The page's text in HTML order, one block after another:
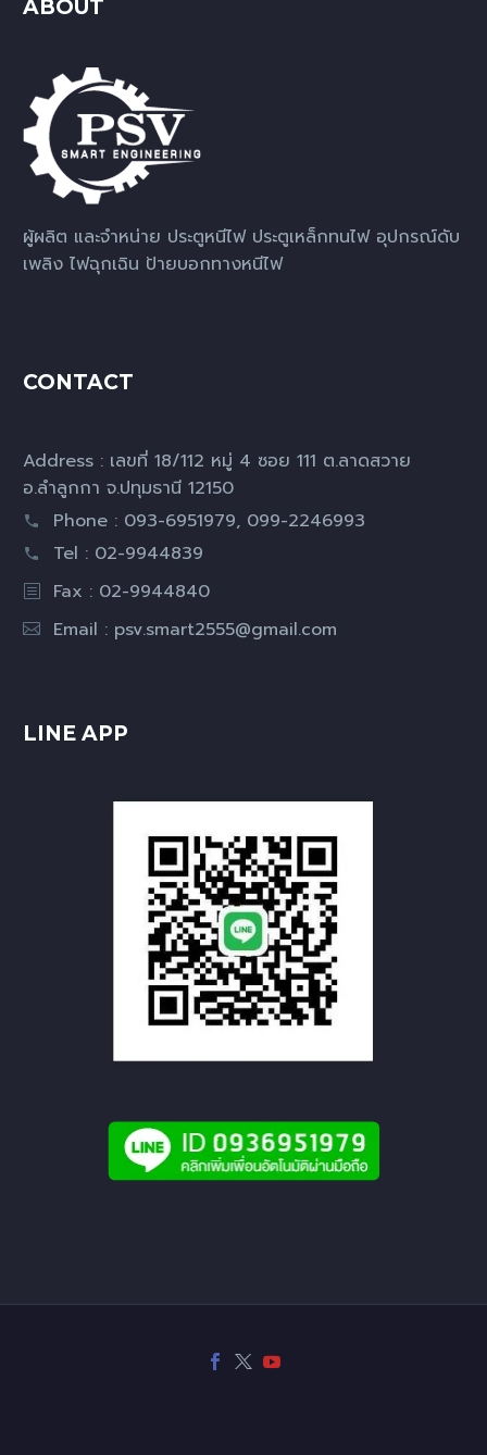
ABOUT
ผู้ผลิต และจำหน่าย ประตูหนีไฟ ประตูเหล็กทนไฟ อุปกรณ์ดับ
เพลิง ไฟฉุกเฉิน ป้ายบอกทางหนีไฟ
CONTACT
Address : เลขที่ 18/112 หมู่ 4 ซอย 111 ต.ลาดสวาย
อ.ลำลูกกา จ.ปทุมธานี 12150
Phone : 093-6951979, 099-2246993
Tel : 02-9944839
Fax : 02-9944840
Email : psv.smart2555@gmail.com
LINE APP